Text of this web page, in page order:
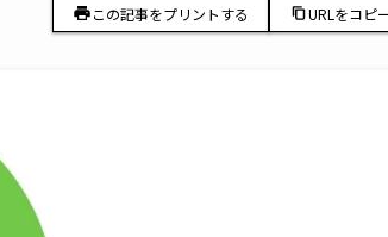
この記事をプリントする
URLをコピ